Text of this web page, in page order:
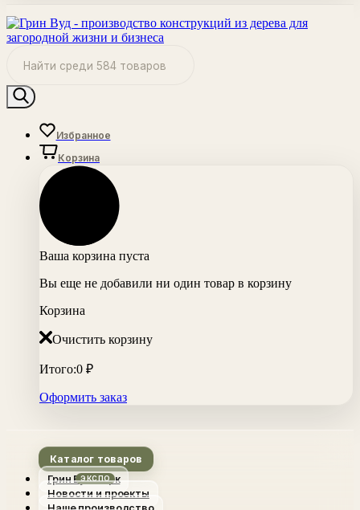
Избранное
Корзина
Ваша корзина пуста
Вы еще не добавили ни один товар в корзину
Корзина
Очистить корзину
Итого:0 ₽
Оформить заказ
Каталог товаров
Грин Вуд Парк
Новости и проекты
Наше производство